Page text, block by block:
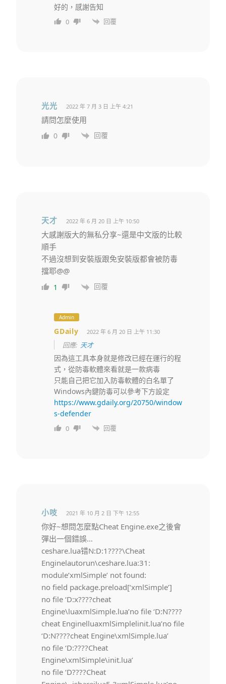
好的，感謝告知
0 回覆
光光 2022 年 7 月 3 日 上午 4:21
請問怎麼使用
0 回覆
天才 2022 年 6 月 20 日 上午 10:50
大感謝版大的無私分享~還是中文版的比較
順手
不過沒想到安裝版跟免安裝版都會被防毒
擋耶@@
1 回覆
Admin
GDaily 2022 年 6 月 20 日 上午 11:30
回應: 天才
因為這工具本身就是修改已經在運行的程
式，從防毒軟體來看就是一款病毒
只能自己把它加入防毒軟體的白名單了
Windows內鍵防毒可以參考下方設定
https://www.gdaily.org/20750/window
s-defender
0 回覆
小吱 2021 年 10 月 2 日 下午 12:55
你好~想問怎麼點Cheat Engine.exe之後會
彈出一個錯誤…
ceshare.lua错N:D:1????\Cheat
Enginelautorun\ceshare.lua:31:
module’xmlSimple’ not found:
no field package.preload[‘xmlSimple’]
no file ‘D:x????cheat
Engine\luaxmlSimple.lua’no file ‘D:N????
cheat EnginelluaxmlSimplelinit.lua’no file
‘D:N????cheat Engine\xmlSimple.lua’
no file ‘D:????Cheat
Engine\xmlSimple\init.lua’
no file ‘D????Cheat